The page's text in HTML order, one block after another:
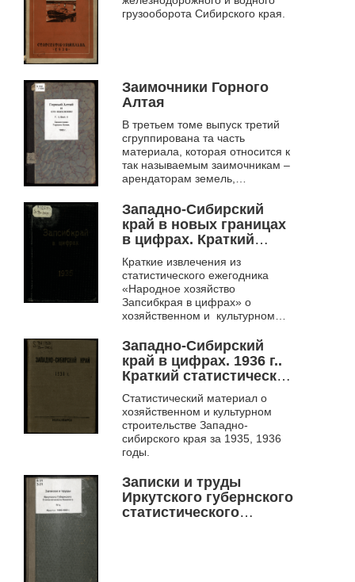
грузооборота Сибирского края.
Заимочники Горного
Алтая
В третьем томе выпуск третий
сгруппирована та часть
материала, которая относится к
так называемым заимочникам –
арендаторам земель,
Главного Управления округа,
или же пользующиес...
Западно-Сибирский
край в новых границах
в цифрах. Краткий
статистический
справочник .
Краткие извлечения из
статистического ежегодника
«Народное хозяйство
Запсибкрая в цифрах» о
хозяйственном и культурном
сибирского края в новых
границах за 1934 год.
Западно-Сибирский
край в цифрах. 1936 г..
Краткий статистический
справочник .
Статистический материал о
хозяйственном и культурном
строительстве Западно-
сибирского края за 1935, 1936
годы.
Записки и труды
Иркутского губернского
статистического